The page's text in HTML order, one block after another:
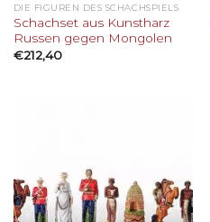
DIE FIGUREN DES SCHACHSPIELS
Schachset aus Kunstharz
Russen gegen Mongolen
€212,40